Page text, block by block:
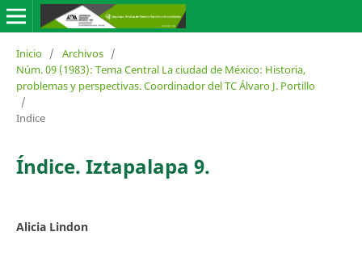
Inicio / Archivos /
Núm. 09 (1983): Tema Central La ciudad de México: Historia,
problemas y perspectivas. Coordinador del TC Álvaro J. Portillo
/
Indice
Índice. Iztapalapa 9.
Alicia Lindon